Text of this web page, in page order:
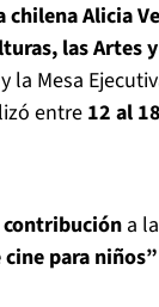
chilena Alicia
las Artes
y la Mesa
entre12 al
a la
para niños”